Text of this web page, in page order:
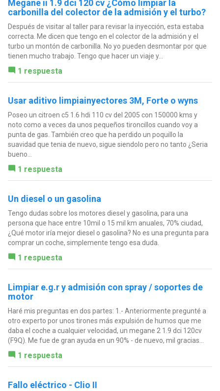
Megane ii 1.9 dci 120 cv ¿Cómo limpiar la
carbonilla del colector de la admisión y el turbo?
Después de visitar al taller para revisar la inyección, esta estaba
correcta. Me dicen que tengo en el colector de la admisión y el
turbo un montón de carbonilla. No yo pueden desmontar por que
tienen mucho trabajo. Tengo que hacer un viaje y...
1 respuesta
Usar aditivo limpiainyectores 3M, Forte o wyns
Poseo un citroen c5 1.6 hdi 110 cv del 2005 con 150000 kms y
noto como a veces da unos pequeños tironcillos cuando voy a
punta de gas. También creo que ha perdido un poquillo la
suavidad que tenia de nuevo, sigue siendolo pero no tanto ¿Seria
bueno...
1 respuesta
Un diesel o un gasolina
Tengo dudas sobre los motores diesel y gasolina, para una
persona que hace entre 10mil o 15 mil km anuales, 70% ciudad,
¿Qué motor iría mejor diesel o gasolina? No es una pregunta para
comprar un coche, simplemente tengo esa duda.
1 respuesta
Limpiar e.g.r y admisión con spray / soportes de
motor
Haré mis preguntas en dos partes: 1.- Anteriormente pregunté a
otro experto por unos tirones más expulsión de humos que me
daba el coche a cualquier velocidad, un megane 2 1.9 dci 120cv
(F9Q). Me fue de gran ayuda en un 90% - de nuevo, mil gracias...
1 respuesta
Fallo eléctrico - Clio II